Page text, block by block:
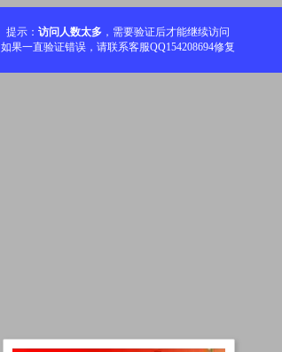
提示： 访问人数太多 ，需要验证后才能继续访问
如果一直验证错误，请联系客服QQ154208694修复